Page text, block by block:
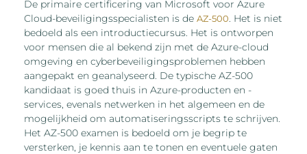
De primaire certificering van Microsoft voor Azure
Cloud-beveiligingsspecialisten is deAZ-500. Het is niet
bedoeld als een introductiecursus. Het is ontworpen
voor mensen die al bekend zijn met de Azure-cloud
omgeving en cyberbeveiligingsproblemen hebben
aangepakt en geanalyseerd. De typische AZ-500
kandidaat is goed thuis in Azure-producten en -
services, evenals netwerken in het algemeen en de
mogelijkheid om automatiseringsscripts te schrijven.
Het AZ-500 examen is bedoeld om je begrip te
versterken, je kennis aan te tonen en eventuele gaten